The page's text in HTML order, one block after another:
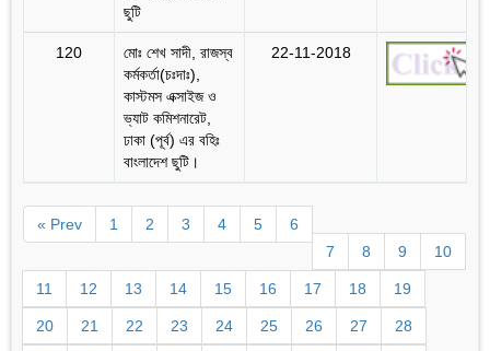
ছুটি
120
মোঃ শেখ সাদী, রাজস্ব
কর্মকর্তা(চঃদাঃ),
কাস্টমস এক্সাইজ ও
ভ্যাট কমিশনারেট,
ঢাকা (পূর্ব) এর বহিঃ
বাংলাদেশ ছুটি।
22-11-2018
« Prev 1 2 3 4 5
6
7
8 9 10
11 12 13 14 15 16 17 18 19
20 21 22 23 24 25 26 27 28